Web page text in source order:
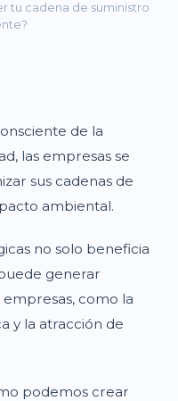
tu cadena de suministro
de la
las empresas se
sus cadenas de
ambiental.
no solo beneficia
generar
como la
y la atracción de
podemos crear